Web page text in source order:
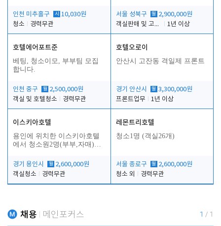
인천 미추홀구 시 10,030원
청소
경력무관
서울 성북구 월 2,900,000원
객실판매 및 고객응대
1년 이상
호텔에어포트준
베팅, 청소이모, 부부팀 모집
합니다.
인천 중구 월 2,500,000원
객실 및 호텔청소
경력무관
호텔오로이
안산시 고잔동 격일제 프론트
경기 안산시 월 3,300,000원
프론트업무
1년 이상
이스키아호텔
용인에 위치한 이스키아호텔
에서 청소원2명(부부,자매)을
경기 용인시
월 2,600,000원
객실청소
경력무관
레몬트리호텔
청소1명 (객실26개)
서울 종로구 월 2,600,000원
청소 외
경력무관
채용 메인포커스 1 / 1